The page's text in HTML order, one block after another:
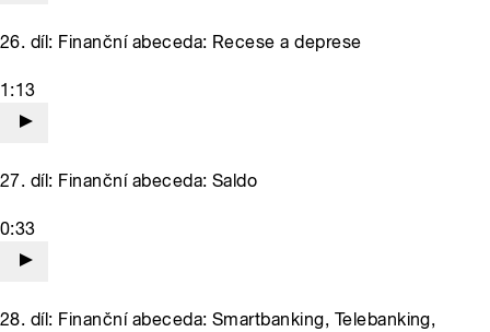
26. díl: Finanční abeceda: Recese a deprese
1:13
27. díl: Finanční abeceda: Saldo
0:33
28. díl: Finanční abeceda: Smartbanking, Telebanking,